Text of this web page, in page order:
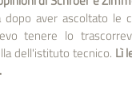
aver ascoltato le
tenere lo
dell'istituto tecnico. Lì